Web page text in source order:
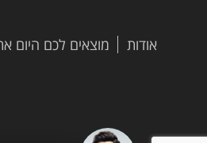
אודות מוצאים לכם היום